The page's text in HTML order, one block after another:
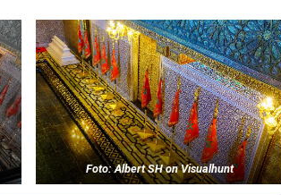
Foto: Albert SH on Visualhunt